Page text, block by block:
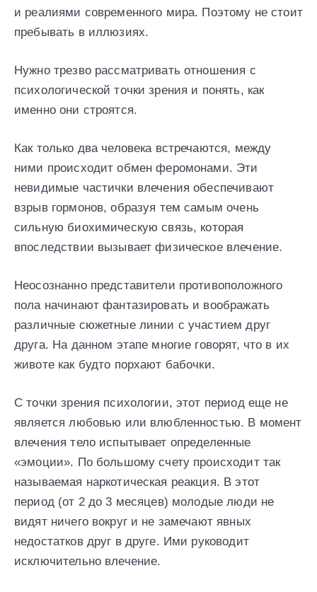
и реалиями современного мира. Поэтому не стоит
пребывать в иллюзиях.
Нужно трезво рассматривать отношения с
психологической точки зрения и понять, как
именно они строятся.
Как только два человека встречаются, между
ними происходит обмен феромонами. Эти
невидимые частички влечения обеспечивают
взрыв гормонов, образуя тем самым очень
сильную биохимическую связь, которая
впоследствии вызывает физическое влечение.
Неосознанно представители противоположного
пола начинают фантазировать и воображать
различные сюжетные линии с участием друг
друга. На данном этапе многие говорят, что в их
животе как будто порхают бабочки.
С точки зрения психологии, этот период еще не
является любовью или влюбленностью. В момент
влечения тело испытывает определенные
«эмоции». По большому счету происходит так
называемая наркотическая реакция. В этот
период (от 2 до 3 месяцев) молодые люди не
видят ничего вокруг и не замечают явных
недостатков друг в друге. Ими руководит
исключительно влечение.